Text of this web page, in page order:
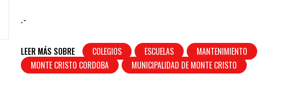
.-
LEER MÁS SOBRE COLEGIOS ESCUELAS
MANTENIMIENTO
MONTE CRISTO CORDOBA
MUNICIPALIDAD DE MONTE CRISTO